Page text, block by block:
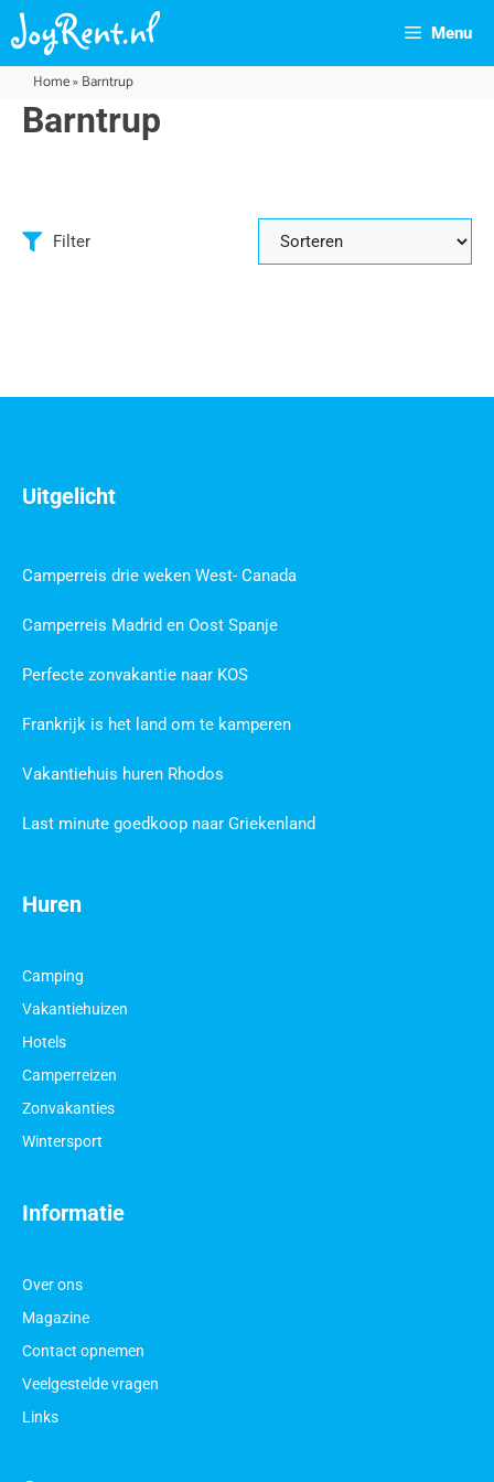
Menu
Home»Barntrup
Barntrup
Filter
Informatie
Over ons
Magazine
Contact opnemen
Veelgestelde vragen
Links
Huren
Camping
Vakantiehuizen
Hotels
Camperreizen
Zonvakanties
Wintersport
Uitgelicht
Camperreis drie weken West- Canada
Camperreis Madrid en Oost Spanje
Perfecte zonvakantie naar KOS
Frankrijk is het land om te kamperen
Vakantiehuis huren Rhodos
Last minute goedkoop naar Griekenland